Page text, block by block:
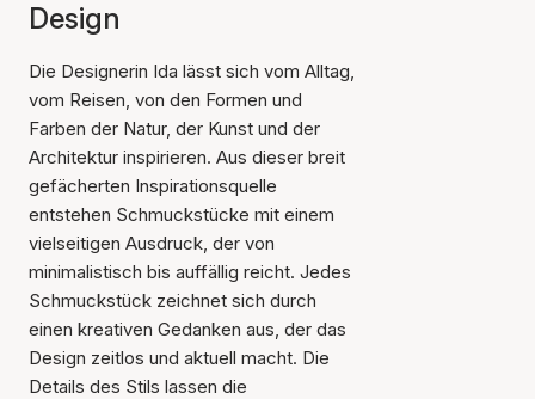
Design
Die Designerin Ida lässt sich vom Alltag,
vom Reisen, von den Formen und
Farben der Natur, der Kunst und der
Architektur inspirieren. Aus dieser breit
gefächerten Inspirationsquelle
entstehen Schmuckstücke mit einem
vielseitigen Ausdruck, der von
minimalistisch bis auffällig reicht. Jedes
Schmuckstück zeichnet sich durch
einen kreativen Gedanken aus, der das
Design zeitlos und aktuell macht. Die
Details des Stils lassen die